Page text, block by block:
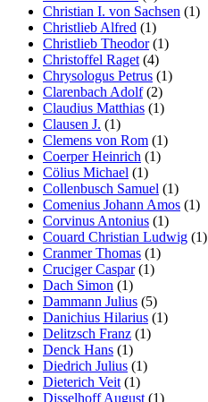
Christian I. von Sachsen (1)
Christlieb Alfred (1)
Christlieb Theodor(1)
Christoffel Raget (4)
Chrysologus Petrus (1)
Clarenbach Adolf(2)
Claudius Matthias (1)
Clausen J. (1)
Clemens von Rom (1)
Coerper Heinrich (1)
Cölius Michael (1)
Collenbusch Samuel (1)
Comenius Johann Amos (1)
Corvinus Antonius (1)
Couard Christian Ludwig (1)
Cranmer Thomas (1)
Cruciger Caspar(1)
Dach Simon (1)
Dammann Julius (5)
Danichius Hilarius (1)
Delitzsch Franz (1)
Denck Hans (1)
Diedrich Julius (1)
Dieterich Veit (1)
Disselhoff August (1)